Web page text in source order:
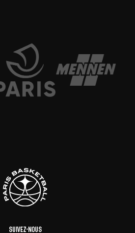
Suivez-nous